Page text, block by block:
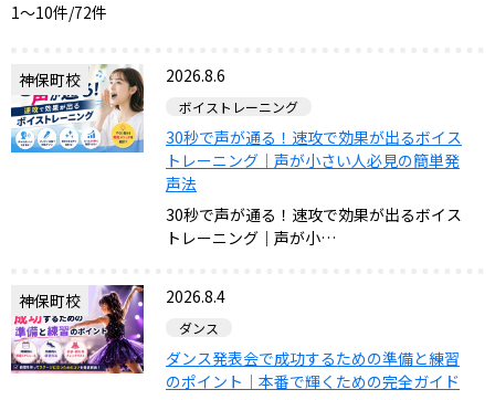
1〜10件/72件
神保町校 2026.8.6
ボイストレーニング
30秒で声が通る！速攻で効果が出るボイス
トレーニング｜声が小さい人必見の簡単発
声法
30秒で声が通る！速攻で効果が出るボイス
トレーニング｜声が小…
神保町校 2026.8.4
ダンス
ダンス発表会で成功するための準備と練習
のポイント｜本番で輝くための完全ガイド